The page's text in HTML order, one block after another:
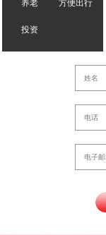
养老 方便出行
投资